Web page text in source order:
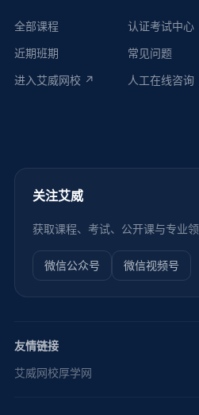
全部课程
近期班期
进入艾威网校 ↗
认证考试中心
常见问题
人工在线咨询
关注艾威
获取课程、考试、公开课与专业领
微信公众号 微信视频号
友情链接
艾威网校厚学网